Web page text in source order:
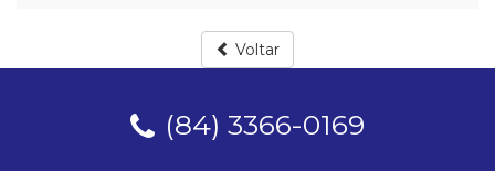
Voltar
(84) 3366-0169